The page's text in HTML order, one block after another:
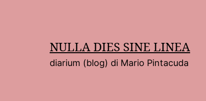
NULLA DIES SINE LINEA
diarium (blog) di Mario Pintacuda